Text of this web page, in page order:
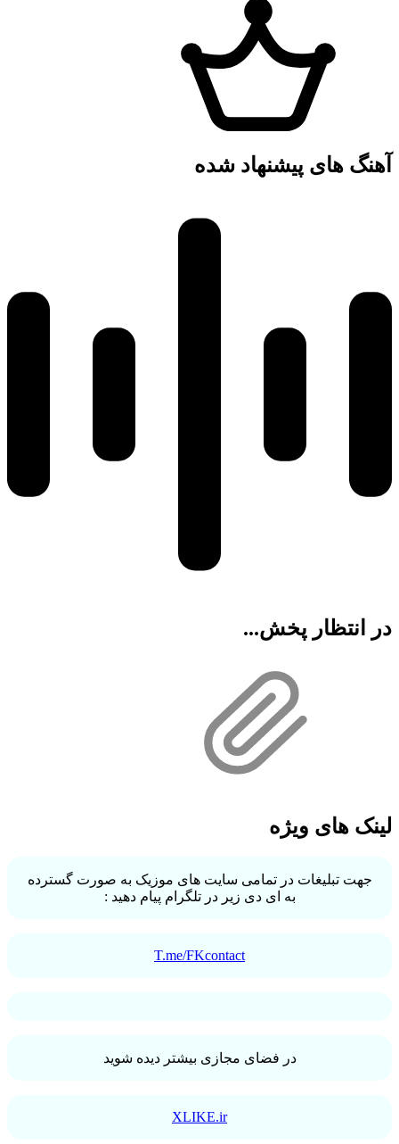
آهنگ های پیشنهاد شده
در انتظار پخش...
لینک های ویژه
جهت تبلیغات در تمامی سایت های موزیک به صورت گسترده
به ای دی زیر در تلگرام پیام دهید :
T.me/FKcontact
در فضای مجازی بیشتر دیده شوید
XLIKE.ir